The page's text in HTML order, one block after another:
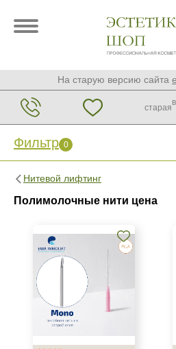
На старую версию сайта
старая
Фильтр 0
Нитевой лифтинг
Полимолочные нити цена
Фильтр 0
EWA INNOLIFT
Honey Derma Thread
Страна
Южная Корея
Тип товара